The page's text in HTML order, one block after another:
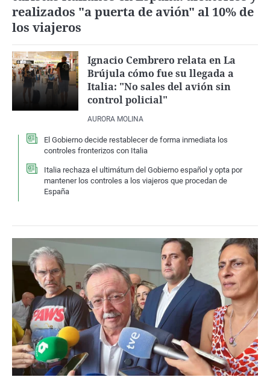
realizados "a puerta de avión" al 10% de
los viajeros
Ignacio Cembrero relata en La
Brújula cómo fue su llegada a
Italia: "No sales del avión sin
control policial"
AURORA MOLINA
El Gobierno decide restablecer de forma inmediata los
controles fronterizos con Italia
Italia rechaza el ultimátum del Gobierno español y opta por
mantener los controles a los viajeros que procedan de
España